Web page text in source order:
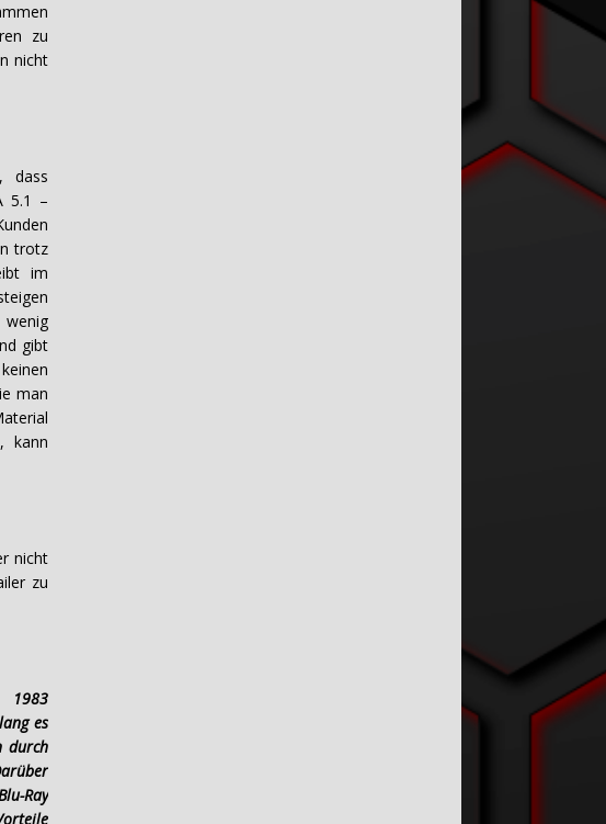
zu
nicht
dass
5.1 –
trotz
im
wenig
gibt
man
kann
nicht
zu
1983
es
durch
Ray